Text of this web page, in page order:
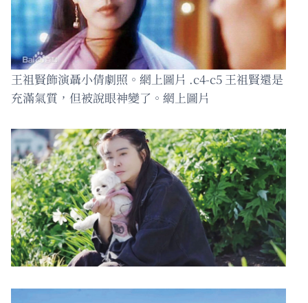
王祖賢飾演聶小倩劇照。網上圖片 .c4-c5 王祖賢還是
充滿氣質，但被說眼神變了。網上圖片